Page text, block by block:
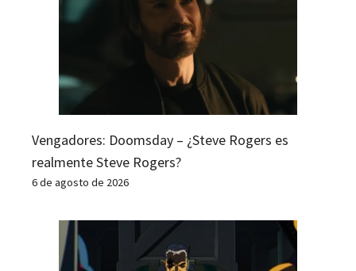
Vengadores: Doomsday – ¿Steve Rogers es
realmente Steve Rogers?
6 de agosto de 2026